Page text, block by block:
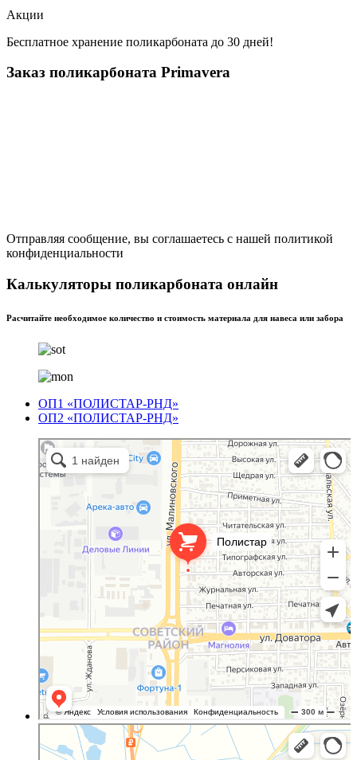
Акции
Бесплатное хранение поликарбоната до 30 дней!
Заказ поликарбоната Primavera
Отправляя сообщение, вы соглашаетесь с нашей политикой
конфиденциальности
Калькуляторы поликарбоната онлайн
Расчитайте необходимое количество и стоимость материала для навеса или забора
ОП1 «ПОЛИСТАР-РНД»
ОП2 «ПОЛИСТАР-РНД»
Полистар
Оргстекло, поликарбонат в Ростове‑на‑Дону
Светопрозрачные конструкции в Ростове‑на‑Дону
Полистар
Оргстекло, поликарбонат в Ростовской области
Светопрозрачные конструкции в Ростовской области